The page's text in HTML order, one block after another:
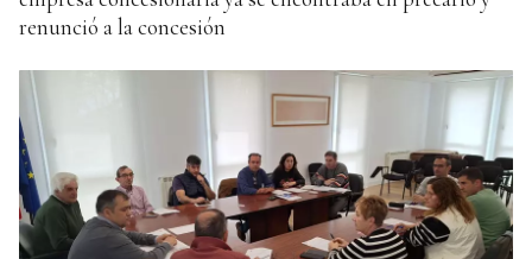
renunció a la concesión